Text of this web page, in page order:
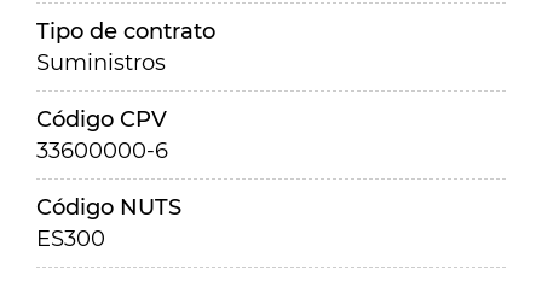
Tipo de contrato
Suministros
Código CPV
33600000-6
Código NUTS
ES300